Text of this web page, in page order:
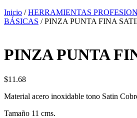
Inicio /HERRAMIENTAS
BÁSICAS / PINZA PUNTA FINA
PINZA PUNTA
$11.68
Material acero inoxidable tono Satin
Tamaño 11 cms.